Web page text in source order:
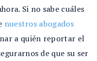
Si no sabe cuáles
nuestros abogados
a quién reportar el
de que su ser